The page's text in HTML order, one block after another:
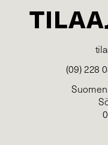
(09) 228